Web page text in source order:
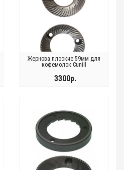
Жернова плоские 59мм для
кофемолок Cunill
3300р.